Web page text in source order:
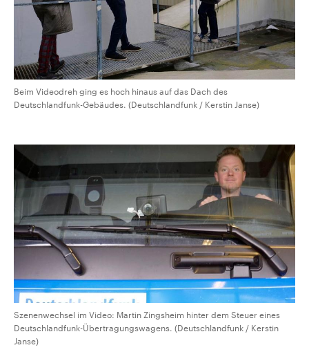
Beim Videodreh ging es hoch hinaus auf das Dach des
Deutschlandfunk-Gebäudes. (Deutschlandfunk / Kerstin Janse)
Szenenwechsel im Video: Martin Zingsheim hinter dem Steuer eines
Deutschlandfunk-Übertragungswagens. (Deutschlandfunk / Kerstin
Janse)